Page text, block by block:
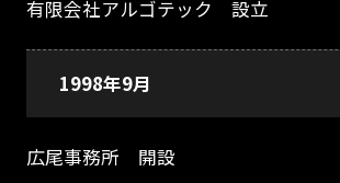
有限会社アルゴテック 設立
1998年9月
広尾事務所 開設